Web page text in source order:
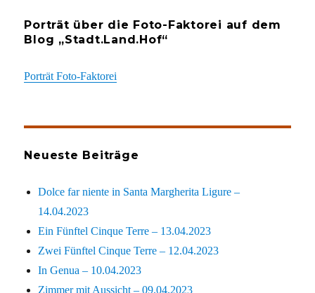
Porträt über die Foto-Faktorei auf dem
Blog „Stadt.Land.Hof“
Porträt Foto-Faktorei
Neueste Beiträge
Dolce far niente in Santa Margherita Ligure –
14.04.2023
Ein Fünftel Cinque Terre – 13.04.2023
Zwei Fünftel Cinque Terre – 12.04.2023
In Genua – 10.04.2023
Zimmer mit Aussicht – 09.04.2023